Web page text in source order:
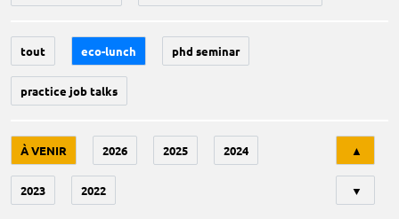
tout eco-lunch phd seminar
practice job talks
À VENIR 2026 2025 2024
2023 2022
▲
▼